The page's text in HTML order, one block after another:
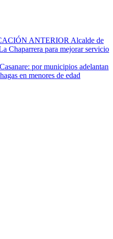
ANTERIOR Alcalde de
Chaparrera para mejorar servicio
Casanare: por municipios adelantan
en menores de edad